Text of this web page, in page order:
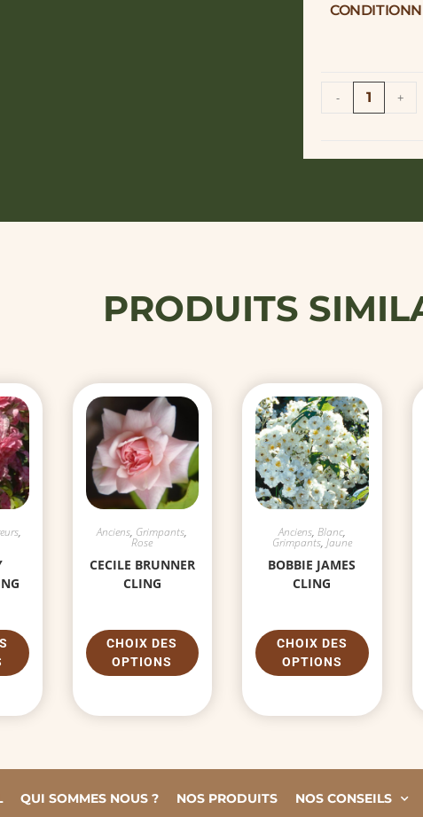
- +
PRODUITS
, Anciens, Grimpants,
Rose
CECILE BRUNNER
CLING
CHOIX DES
OPTIONS
Anciens, Blanc,
Grimpants, Jaune
BOBBIE JAMES
CLING
CHOIX DES
OPTIONS
QUI SOMMES NOUS ? NOS PRODUITS NOS CONSEILS